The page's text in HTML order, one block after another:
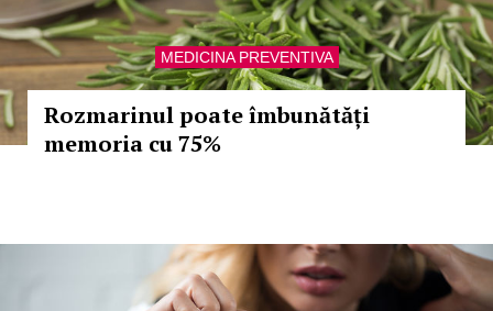
MEDICINA PREVENTIVA
Rozmarinul poate îmbunătăți
memoria cu 75%